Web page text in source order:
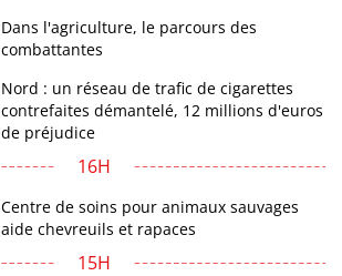
Dans l'agriculture, le parcours des
combattantes
Nord : un réseau de trafic de cigarettes
contrefaites démantelé, 12 millions d'euros
de préjudice
16H
Centre de soins pour animaux sauvages
aide chevreuils et rapaces
15H